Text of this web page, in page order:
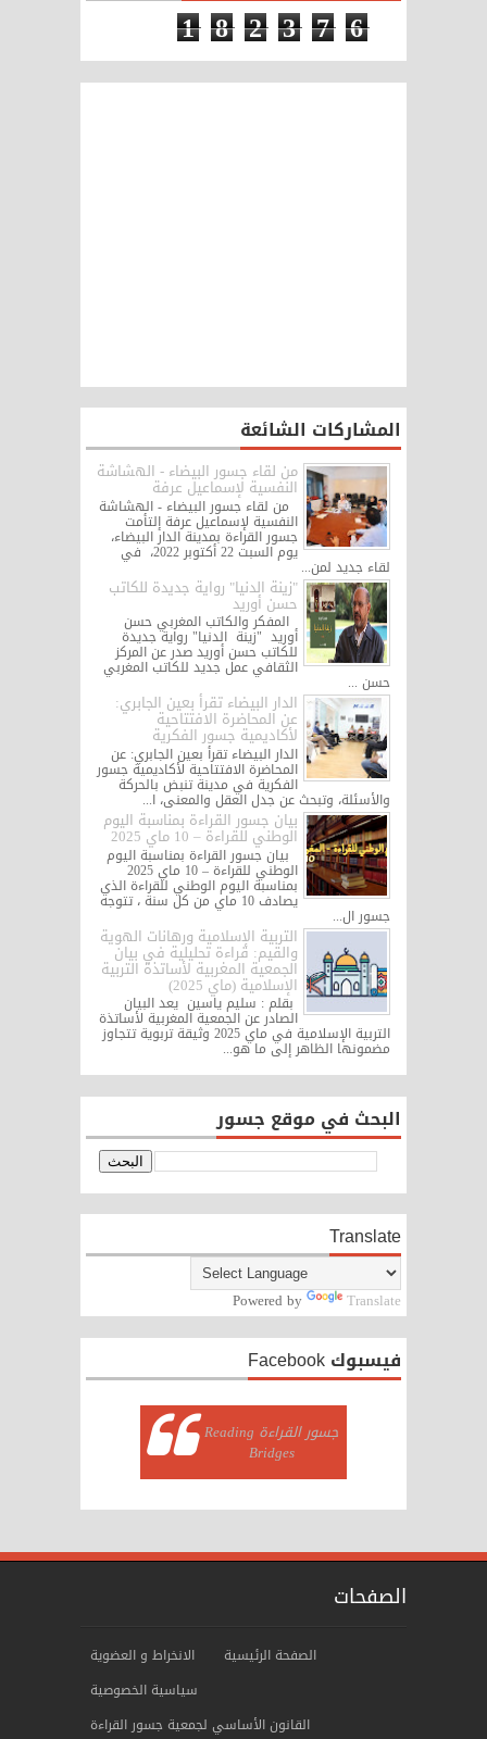
1 8 2 3 7 6
المشاركات الشائعة
من لقاء جسور البيضاء - الهشاشة
النفسية لإسماعيل عرفة
من لقاء جسور البيضاء - الهشاشة
النفسية لإسماعيل عرفة إلتأمت
جسور القراءة بمدينة الدار البيضاء،
يوم السبت 22 أكتوبر 2022، في
لقاء جديد لمن...
"زينة الدنيا" رواية جديدة للكاتب
حسن أوريد
المفكر والكاتب المغربي حسن
أوريد "زينة الدنيا" رواية جديدة
للكاتب حسن أوريد صدر عن المركز
الثقافي عمل جديد للكاتب المغربي
حسن ...
الدار البيضاء تقرأ بعين الجابري:
عن المحاضرة الافتتاحية
لأكاديمية جسور الفكرية
الدار البيضاء تقرأ بعين الجابري: عن
المحاضرة الافتتاحية لأكاديمية جسور
الفكرية في مدينة تنبض بالحركة
والأسئلة، وتبحث عن جدل العقل والمعنى، ا...
بيان جسور القراءة بمناسبة اليوم
الوطني للقراءة – 10 ماي 2025
بيان جسور القراءة بمناسبة اليوم
الوطني للقراءة – 10 ماي 2025
بمناسبة اليوم الوطني للقراءة الذي
يصادف 10 ماي من كل سنة ، تتوجه
جسور ال...
التربية الإسلامية ورهانات الهوية
والقيم: قراءة تحليلية في بيان
الجمعية المغربية لأساتذة التربية
الإسلامية (ماي 2025)
بقلم : سليم ياسين يعد البيان
الصادر عن الجمعية المغربية لأساتذة
التربية الإسلامية في ماي 2025 وثيقة تربوية تتجاوز
مضمونها الظاهر إلى ما هو...
البحث في موقع جسور
Translate
Powered by Translate
فيسبوك Facebook
‏جسور القراءة Reading
Bridges‏
الصفحات
الانخراط و العضوية
الصفحة الرئيسية
سياسية الخصوصية
ﺍﻟﻘﺎنوﻥ الأساسي لجمعية جسور القراءة